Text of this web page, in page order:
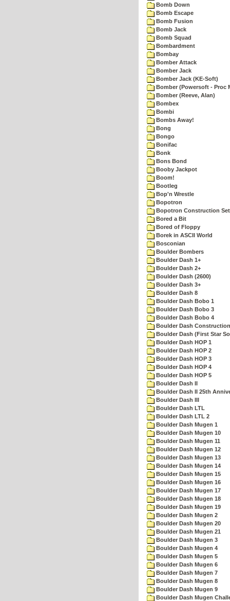
Bomb Down
Bomb Escape
Bomb Fusion
Bomb Jack
Bomb Squad
Bombardment
Bombay
Bomber Attack
Bomber Jack
Bomber Jack (KE-Soft)
Bomber (Powersoft - Proc
Bomber (Reeve, Alan)
Bombex
Bombi
Bombs Away!
Bong
Bongo
Bonifac
Bonk
Bons Bond
Booby Jackpot
Boom!
Bootleg
Bop'n Wrestle
Bopotron
Bopotron Construction Set
Bored a Bit
Bored of Floppy
Borek in ASCII World
Bosconian
Boulder Bombers
Boulder Dash 1+
Boulder Dash 2+
Boulder Dash (2600)
Boulder Dash 3+
Boulder Dash 8
Boulder Dash Bobo 1
Boulder Dash Bobo 3
Boulder Dash Bobo 4
Boulder Dash
Boulder Dash (First Star
Boulder Dash HOP 1
Boulder Dash HOP 2
Boulder Dash HOP 3
Boulder Dash HOP 4
Boulder Dash HOP 5
Boulder Dash II
Boulder Dash II 25th
Boulder Dash III
Boulder Dash LTL
Boulder Dash LTL 2
Boulder Dash Mugen 1
Boulder Dash Mugen 10
Boulder Dash Mugen 11
Boulder Dash Mugen 12
Boulder Dash Mugen 13
Boulder Dash Mugen 14
Boulder Dash Mugen 15
Boulder Dash Mugen 16
Boulder Dash Mugen 17
Boulder Dash Mugen 18
Boulder Dash Mugen 19
Boulder Dash Mugen 2
Boulder Dash Mugen 20
Boulder Dash Mugen 21
Boulder Dash Mugen 3
Boulder Dash Mugen 4
Boulder Dash Mugen 5
Boulder Dash Mugen 6
Boulder Dash Mugen 7
Boulder Dash Mugen 8
Boulder Dash Mugen 9
Boulder Dash Mugen